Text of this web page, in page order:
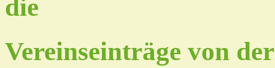
die
Vereinseinträge von